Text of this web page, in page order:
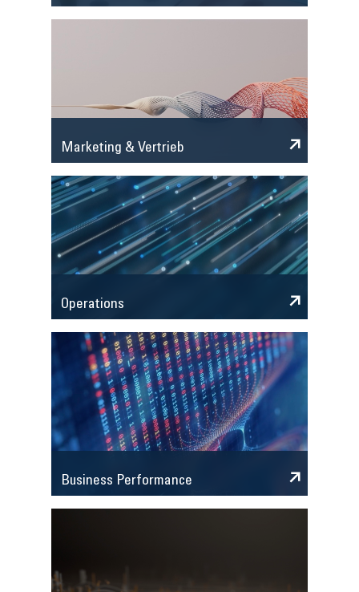
Marketing & Vertrieb
Operations
Business Performance